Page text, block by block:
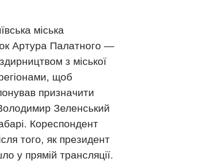
міська
Артура Палатного —
з міської
щоб
призначити
Зеленський
Кореспондент
того, як президент
у прямій трансляції.